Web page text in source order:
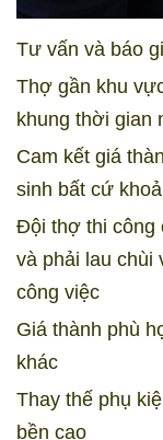
Tư vấn và báo
Thợ gần khu
khung thời gian
Cam kết giá
sinh bất cứ
Đội thợ thi công
và phải lau chùi
công việc
Giá thành phù
khác
Thay thế phụ
bền cao